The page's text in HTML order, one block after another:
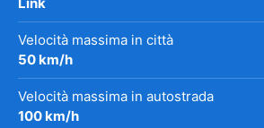
Velocità massima in città
50 km/h
Velocità massima in autostrada
100 km/h